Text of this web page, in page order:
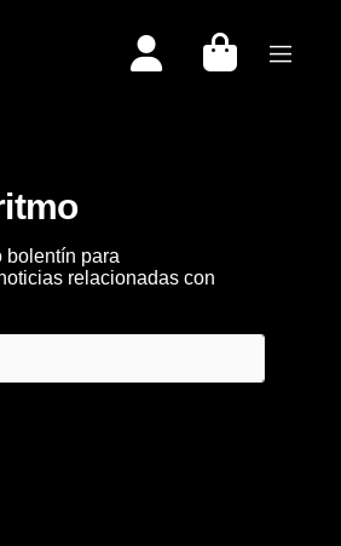
bolentín para
relacionadas con